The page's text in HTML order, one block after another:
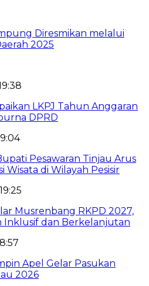
Diresmikan melalui
2025
LKPJ Tahun Anggaran
DPRD
Pesawaran Tinjau Arus
Wisata di Wilayah Pesisir
Musrenbang RKPD 2027,
Inklusif dan Berkelanjutan
Apel Gelar Pasukan
2026